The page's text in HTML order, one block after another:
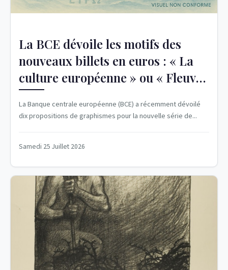
La BCE dévoile les motifs des
nouveaux billets en euros : « La
culture européenne » ou « Fleuves
et oiseaux »
La Banque centrale européenne (BCE) a récemment dévoilé
dix propositions de graphismes pour la nouvelle série de...
Samedi 25 Juillet 2026